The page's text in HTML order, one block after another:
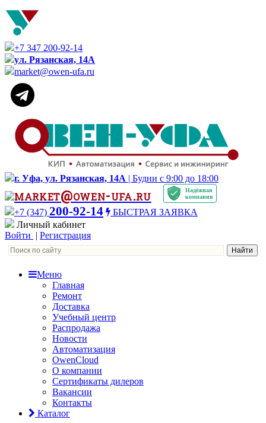
+7 347 200-92-14
ул. Рязанская, 14А
market@owen-ufa.ru
г. Уфа, ул. Рязанская, 14А | Будни с 9:00 до 18:00
market@owen-ufa.ru
Надёжная
компания
+7 (347) 200-92-14
БЫСТРАЯ ЗАЯВКА
Личный кабинет
Войти | Регистрация
Меню
Главная
Ремонт
Доставка
Учебный центр
Распродажа
Новости
Автоматизация
OwenCloud
О компании
Сертификаты дилеров
Вакансии
Контакты
Каталог